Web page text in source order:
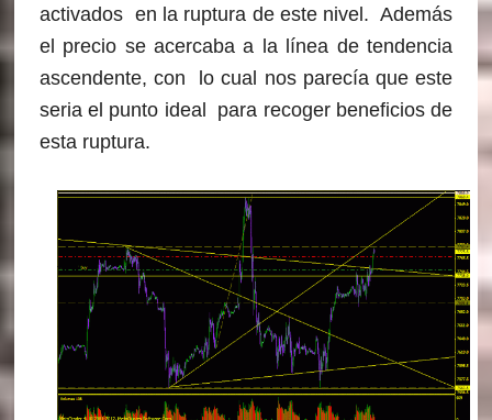
activados en la ruptura de este nivel. Además
el precio se acercaba a la línea de tendencia
ascendente, con lo cual nos parecía que este
seria el punto ideal para recoger beneficios de
esta ruptura.